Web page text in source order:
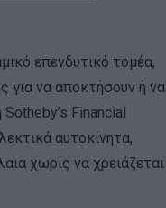
επενδυτικό τομέα,
για να αποκτήσουν ή να
Financial
αυτοκίνητα,
χωρίς να χρειάζεται